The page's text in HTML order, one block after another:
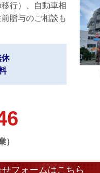
行）、自動車相
贈与のご相談も
休
）
フォームはこちら